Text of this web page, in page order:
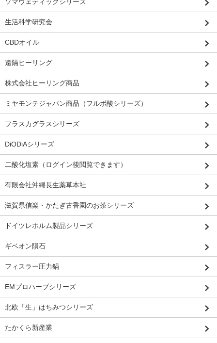
生活科学研究会
CBDオイル
遠隔ヒーリング
株式会社ヒーリング商品
ミヤモンテジャパン商品（フルボ酸シリーズ）
フラスカグラスシリーズ
DiODiAシリーズ
二酸化塩素（ログイン後閲覧できます）
有限会社沖縄長生薬草本社
滋賀県信楽・かたぎ古香園のお茶シリーズ
ドイツレホルム製品シリーズ
ギベオン隕石
フィスラー圧力鍋
EMプロハーブシリーズ
北欧「生」はちみつシリーズ
たかくら新産業